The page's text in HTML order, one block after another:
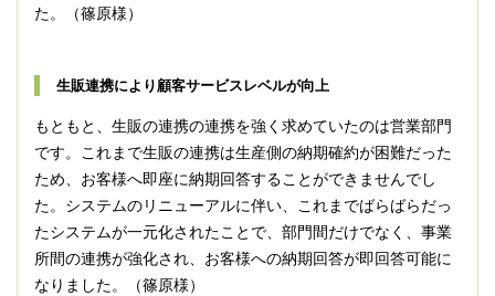
た。（篠原様）
生販連携により顧客サービスレベルが向上
もともと、生販の連携の連携を強く求めていたのは営業部門
です。これまで生販の連携は生産側の納期確約が困難だった
ため、お客様へ即座に納期回答することができませんでし
た。システムのリニューアルに伴い、これまでばらばらだっ
たシステムが一元化されたことで、部門間だけでなく、事業
所間の連携が強化され、お客様への納期回答が即回答可能に
なりました。（篠原様）